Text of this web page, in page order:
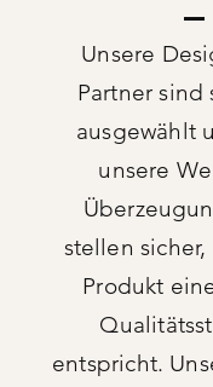
Unsere
Partner
ausgewählt
unsere
stellen
Produkt
entspricht.